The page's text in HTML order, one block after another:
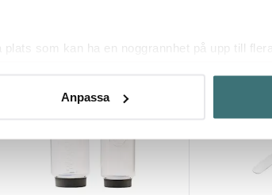
som kan ha en noggrannhet på upp till
cookie-förklaringen.
ska anpassas efter det som vi tror
ännu bättre. Du bestämmer själv vilka
Anpassa